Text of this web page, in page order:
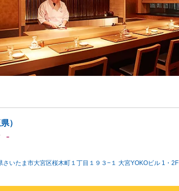
）
-
いたま市大宮区桜木町１丁目１９３−１ 大宮YOKOビル 1・2F